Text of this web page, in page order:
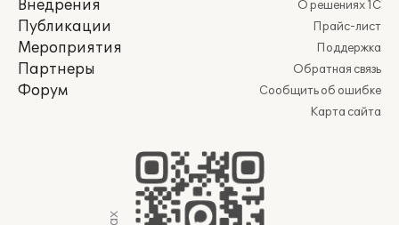
Внедрения
Публикации
Мероприятия
Партнеры
Форум
О решениях 1С
Прайс-лист
Поддержка
Обратная связь
Сообщить об ошибке
Карта сайта